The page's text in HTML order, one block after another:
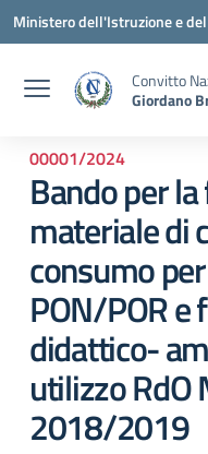
Vai ai contenuti
Vai al menu di navigazione
Vai al footer
Ministero dell'Istruzione e
Convitto
Giordano
00001/2024
Bando per
materiale di
consumo
PON/POR
didattico-
utilizzo RdO
2018/2019